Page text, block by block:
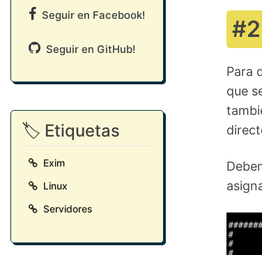
Seguir en Facebook!
Seguir en GitHub!
🏷️ Etiquetas
Exim
Linux
Servidores
Para
que